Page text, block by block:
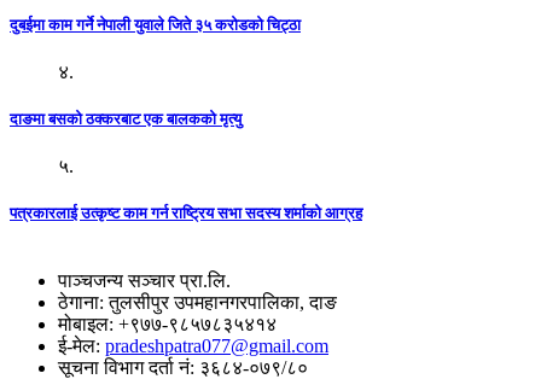
दुबईमा काम गर्ने नेपाली युवाले जिते ३५ करोडको चिट्ठा
४.
दाङमा बसको ठक्करबाट एक बालकको मृत्यु
५.
पत्रकारलाई उत्कृष्ट काम गर्न राष्ट्रिय सभा सदस्य शर्माको आग्रह
पाञ्चजन्य सञ्चार प्रा.लि.
ठेगाना: तुलसीपुर उपमहानगरपालिका, दाङ
मोबाइल: +९७७-९८५७८३५४१४
ई-मेल: pradeshpatra077@gmail.com
सूचना विभाग दर्ता नं: ३६८४-०७९/८०